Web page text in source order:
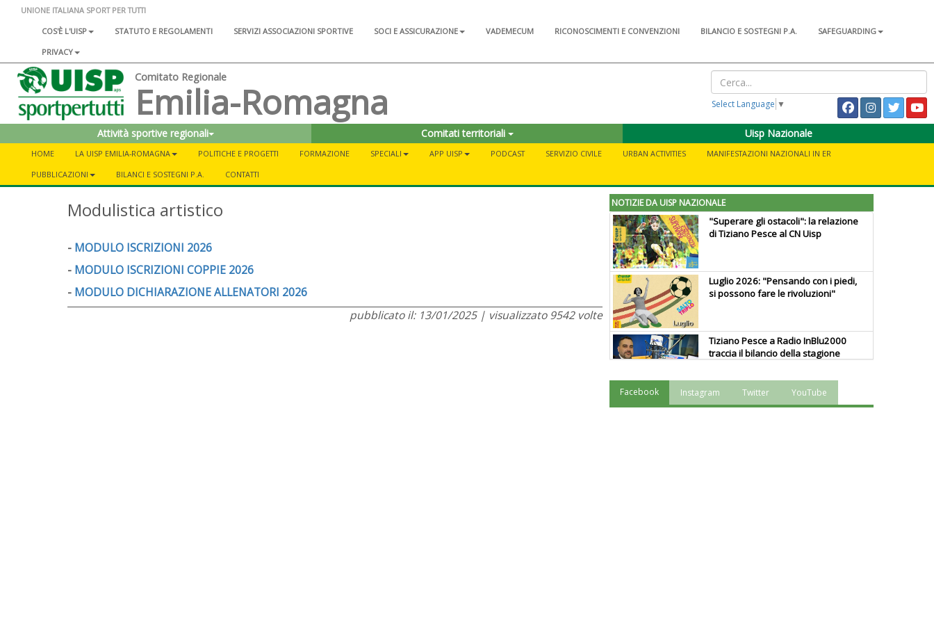
UNIONE ITALIANA SPORT PER TUTTI
COS'È L'UISP
STATUTO E REGOLAMENTI SERVIZI ASSOCIAZIONI SPORTIVE SOCI E ASSICURAZIONE VADEMECUM RICONOSCIMENTI E CONVENZIONI BILANCIO E SOSTEGNI P.A.
SAFEGUARDING
PRIVACY
Comitato Regionale
Emilia-Romagna Select Language ▼
Attività sportive regionali Comitati territoriali Uisp Nazionale
HOME LA UISP EMILIA-ROMAGNA POLITICHE E PROGETTI FORMAZIONE SPECIALI APP UISP PODCAST SERVIZIO CIVILE URBAN ACTIVITIES
MANIFESTAZIONI NAZIONALI IN ER
PUBBLICAZIONI
BILANCI E SOSTEGNI P.A. CONTATTI
Modulistica artistico
- MODULO ISCRIZIONI 2026
- MODULO ISCRIZIONI COPPIE 2026
- MODULO DICHIARAZIONE ALLENATORI 2026
pubblicato il: 13/01/2025 | visualizzato 9542 volte
NOTIZIE DA UISP NAZIONALE
"Superare gli ostacoli": la relazione
di Tiziano Pesce al CN Uisp
Luglio 2026: "Pensando con i piedi,
si possono fare le rivoluzioni"
Tiziano Pesce a Radio InBlu2000
traccia il bilancio della stagione
Facebook Instagram Twitter YouTube